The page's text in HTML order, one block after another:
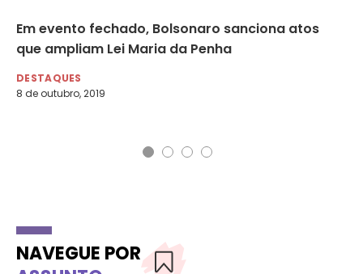
Em evento fechado, Bolsonaro sanciona atos
que ampliam Lei Maria da Penha
DESTAQUES
8 de outubro, 2019
NAVEGUE POR